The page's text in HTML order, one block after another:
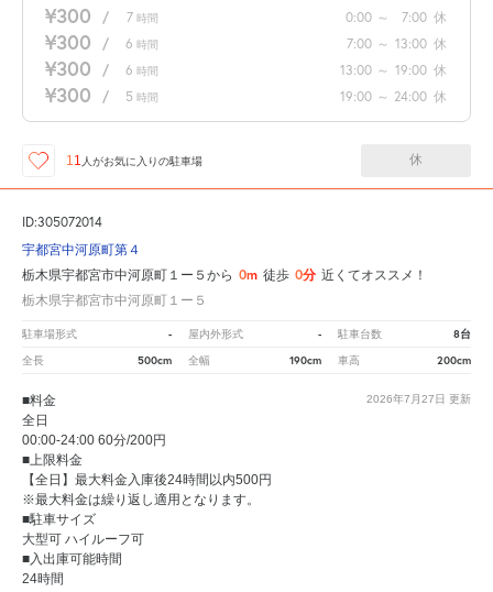
¥300 / 7 時間 0:00 ～ 7:00 休
¥300 / 6 時間 7:00 ～ 13:00 休
¥300 / 6 時間 13:00 ～ 19:00 休
¥300 / 5 時間 19:00 ～ 24:00 休
11 人がお気に入りの駐車場 休
ID:305072014
宇都宮中河原町第４
栃木県宇都宮市中河原町１ー５から 0m 徒歩 0分 近くてオススメ！
栃木県宇都宮市中河原町１ー５
駐車場形式 - 屋内外形式 - 駐車台数 8台
全長 500cm 全幅 190cm 車高 200cm
2026年7月27日 更新
■料金
全日
00:00-24:00 60分/200円
■上限料金
【全日】最大料金入庫後24時間以内500円
※最大料金は繰り返し適用となります。
■駐車サイズ
大型可 ハイルーフ可
■入出庫可能時間
24時間